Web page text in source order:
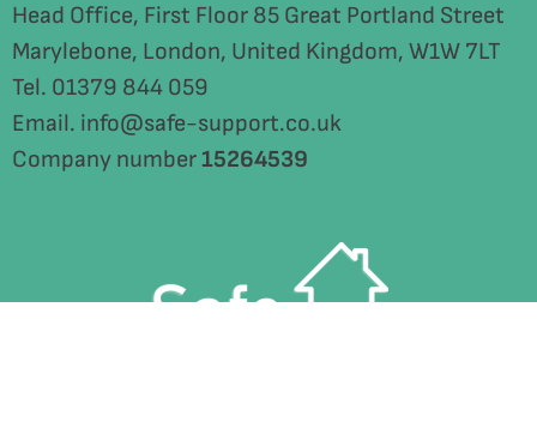
Head Office, First Floor 85 Great Portland Street
Marylebone, London, United Kingdom, W1W 7LT
Tel. 01379 844 059
Email. info@safe-support.co.uk
Company number15264539